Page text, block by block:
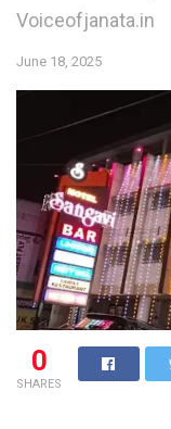
Voiceofjanata.in
June 18, 2025
0
SHARES